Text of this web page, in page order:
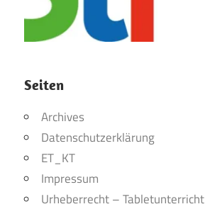
Seiten
Archives
Datenschutzerklärung
ET_KT
Impressum
Urheberrecht – Tabletunterricht